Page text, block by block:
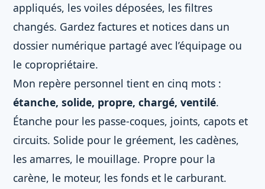
appliqués, les voiles déposées, les filtres
changés. Gardez factures et notices dans un
dossier numérique partagé avec l’équipage ou
le copropriétaire.
Mon repère personnel tient en cinq mots :
étanche, solide, propre, chargé, ventilé.
Étanche pour les passe-coques, joints, capots et
circuits. Solide pour le gréement, les cadènes,
les amarres, le mouillage. Propre pour la
carène, le moteur, les fonds et le carburant.